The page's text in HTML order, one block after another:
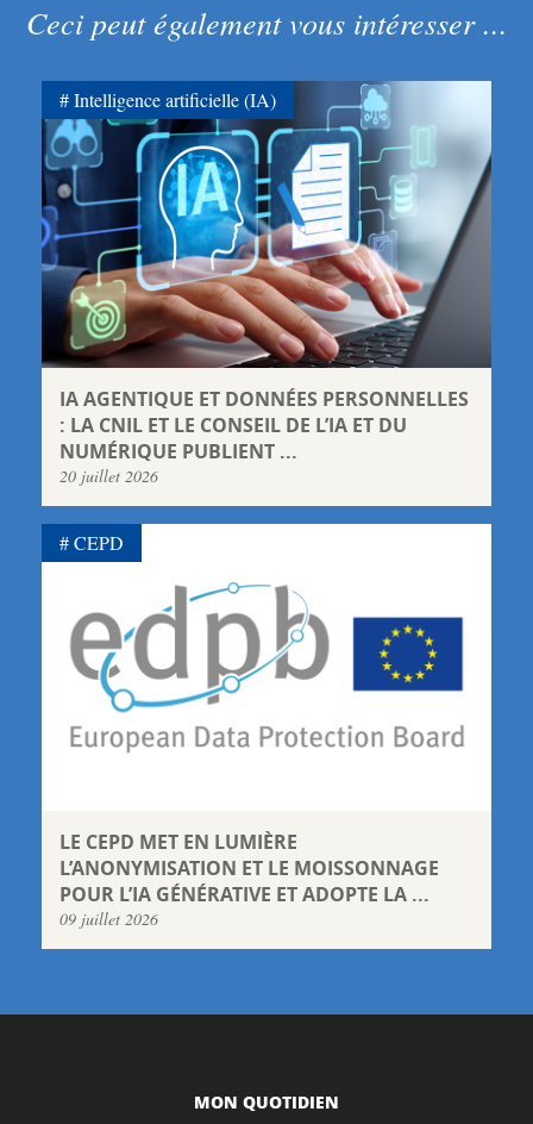
Ceci peut également vous intéresser ...
IA AGENTIQUE ET DONNÉES PERSONNELLES
: LA CNIL ET LE CONSEIL DE L’IA ET DU
NUMÉRIQUE PUBLIENT ...
20 juillet 2026
Intelligence artificielle (IA)
LE CEPD MET EN LUMIÈRE
L’ANONYMISATION ET LE MOISSONNAGE
POUR L’IA GÉNÉRATIVE ET ADOPTE LA ...
09 juillet 2026
CEPD
MON QUOTIDIEN